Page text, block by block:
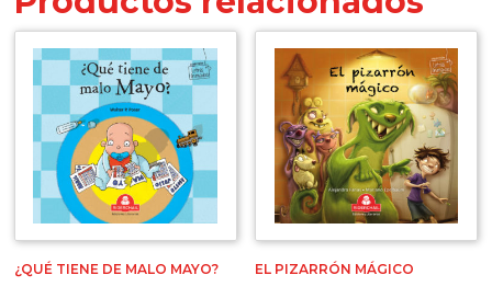
¿QUÉ TIENE DE MALO MAYO? EL PIZARRÓN MÁGICO